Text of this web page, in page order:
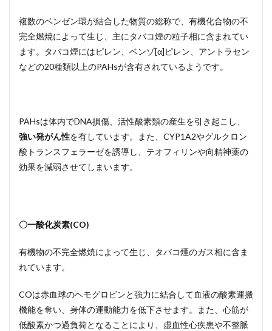
複数のベンゼン環が結合した物質の総称で、有機化合物の不
完全燃焼によって生じ、主にタバコ煙の粒子相に含まれてい
ます。タバコ煙にはピレン、ベンゾ[α]ピレン、アントラセン
などの20種類以上のPAHsが含有されているようです。
PAHsは体内でDNA損傷、活性酸素類の産生を引き起こし、
強い発がん性を有しています。また、CYP1A2やグルクロン
酸トランスフェラーゼを誘導し、テオフィリンや向精神薬の
効果を減弱させてしまいます。
〇一酸化炭素(CO)
有機物の不完全燃焼によって生じ、タバコ煙のガス相に含ま
れています。
COは赤血球のヘモグロビンと強力に結合して血液の酸素運搬
機能を奪い、身体の運動能力を低下させます。また、心筋が
低酸素かつ過負荷となることにより、虚血性心疾患や不整脈